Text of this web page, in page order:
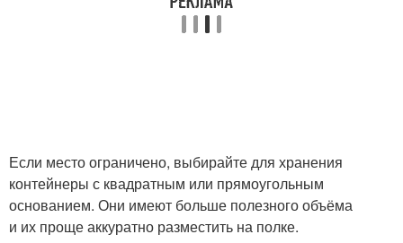
Если место ограничено, выбирайте для хранения
контейнеры с квадратным или прямоугольным
основанием. Они имеют больше полезного объёма
и их проще аккуратно разместить на полке.